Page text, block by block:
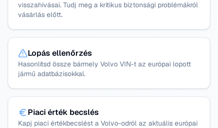
visszahívásai. Tudj meg a kritikus biztonsági problémákról
vásárlás előtt.
Lopás ellenőrzés
Hasonlítsd össze bármely Volvo VIN-t az európai lopott
jármű adatbázisokkal.
Piaci érték becslés
Kapj piaci értékbecslést a Volvo-odról az aktuális európai